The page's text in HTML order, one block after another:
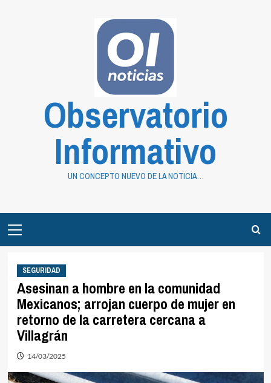
Observatorio
Informativo
UN CONCEPTO NUEVO DE LA NOTICIA…
Menu
SEGURIDAD
Asesinan a hombre en la comunidad
Mexicanos; arrojan cuerpo de mujer en
retorno de la carretera cercana a
Villagrán
14/03/2025